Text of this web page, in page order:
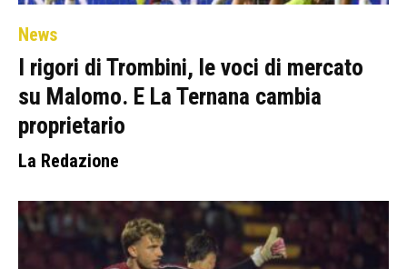
News
I rigori di Trombini, le voci di mercato
su Malomo. E La Ternana cambia
proprietario
La Redazione